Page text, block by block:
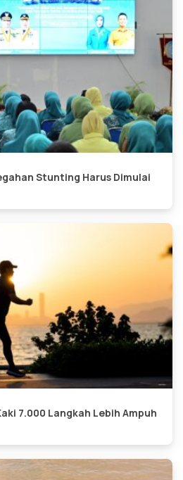
Stunting Harus Dimulai
7.000 Langkah Lebih Ampuh